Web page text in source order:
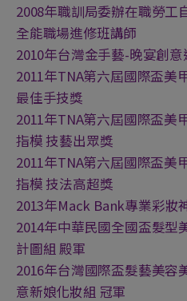
2008年職訓局委辦在職勞工
全能職場進修班講師
2010年台灣金手藝-晚宴創
2011年TNA第六屆國際盃美
最佳手技獎
2011年TNA第六屆國際盃美
指模 技藝出眾獎
2011年TNA第六屆國際盃美
指模 技法高超獎
2013年Mack Bank專業彩妝
2014年中華民國全國盃髮型
計圖組 殿軍
2016年台灣國際盃髮藝美容
意新娘化妝組 冠軍